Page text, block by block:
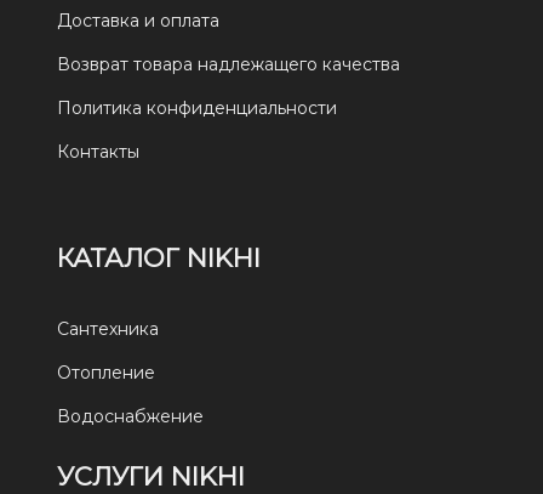
Доставка и оплата
Возврат товара надлежащего качества
Политика конфиденциальности
Контакты
КАТАЛОГ NIKHI
Сантехника
Отопление
Водоснабжение
УСЛУГИ NIKHI